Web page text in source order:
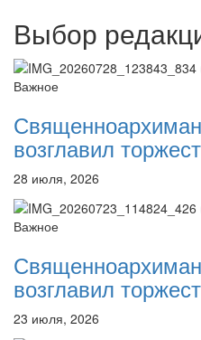
12 сентября 2015Название
12 сентября 2015
12 сентября 2015Название
12 сентября 2015
12 сентября 2015
12 сентября 2015 Название
12 сентября 2015
Перейти к архиву
Выбор
Важное
возглавил
28 июля, 2026
Важное
возглавил
23 июля, 2026